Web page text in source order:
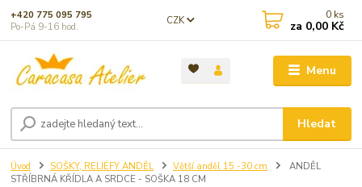
Menu
CZK
Hledat
+420 775 095 795
Po-Pá 9-16 hod.
0 ks
za 0,00 Kč
Úvod SOŠKY, RELIÉFY ANDĚL Větší anděl 15 -30 cm
ANDĚL
STŘÍBRNÁ KŘÍDLA A SRDCE - SOŠKA 18 CM